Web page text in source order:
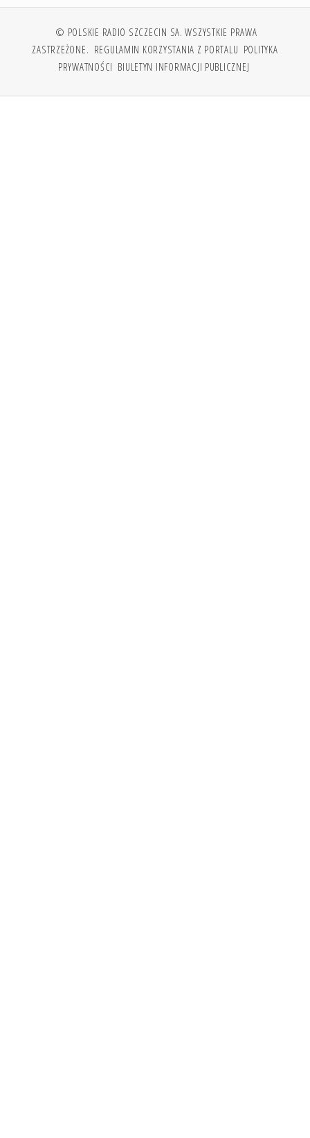
© POLSKIE RADIO SZCZECIN SA. WSZYSTKIE PRAWA
ZASTRZEŻONE. REGULAMIN KORZYSTANIA Z PORTALU POLITYKA
PRYWATNOŚCI BIULETYN INFORMACJI PUBLICZNEJ